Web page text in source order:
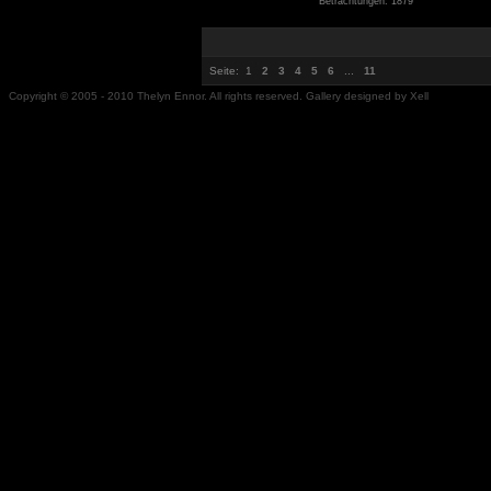
Seite: 1 2 3 4 5 6 11
Copyright © 2005 - 2010 Thelyn Ennor. All rights reserved. Gallery designed by Xell